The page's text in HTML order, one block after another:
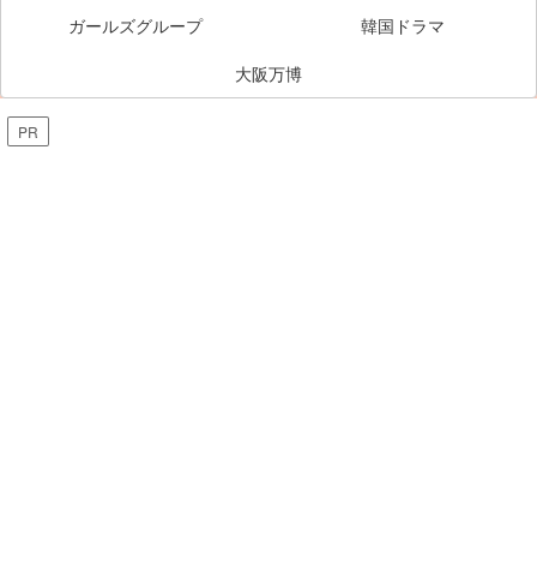
ガールズグループ
韓国ドラマ
大阪万博
PR